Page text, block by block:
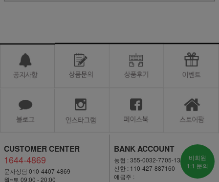
CUSTOMER CENTER
1644-4869
문자상담 010-4407-4869
월~토 09:00 - 20:00
BANK ACCOUNT
농협 : 355-0032-7705-13
신한 : 110-427-887160
예금주 :
비회원
1:1 문의